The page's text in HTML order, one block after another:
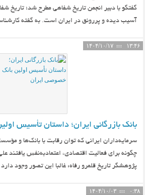
گفتگو با دبیر انجمن تاریخ شفاهی مطرح شد؛ تاریخ
آسیب دیده و پررونق در ایران است. به گفته
۱۳:۴۶ ۱۴۰۴/۱۰/۱۷
بانک بازرگانی ایران؛ داستان تأسیس
سرمایه‌داران ایرانی که توان رقابت با بانک‌ها و
چگونه برای فعالیت اقتصادی، اعتماد‌به‌نفس یافتند
پژوهشگر تاریخ قلمرو رفاه: غالبا این تصور وجود
۰:۳۸ ۱۴۰۴/۱۰/۰۳